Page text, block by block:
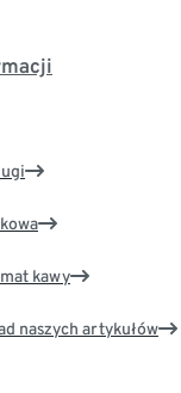
kawy
naszych artykułów